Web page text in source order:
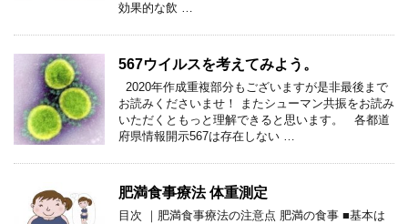
効果的な飲 …
567ウイルスを考えてみよう。
2020年作成重複部分もございますが是非最後まで
お読みくださいませ！ またシューマン共振をお読み
いただくともっと理解できると思います。 各都道
府県情報開示567は存在しない …
肥満食事療法 体重測定
目次 ｜肥満食事療法の注意点 肥満の食事 ■基本は